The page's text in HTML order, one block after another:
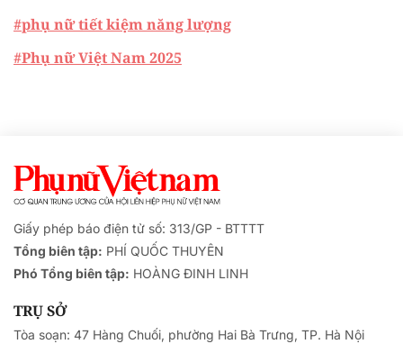
#phụ nữ tiết kiệm năng lượng
#Phụ nữ Việt Nam 2025
Giấy phép báo điện tử số: 313/GP - BTTTT
Tổng biên tập: PHÍ QUỐC THUYÊN
Phó Tổng biên tập: HOÀNG ĐINH LINH
TRỤ SỞ
Tòa soạn: 47 Hàng Chuối, phường Hai Bà Trưng, TP. Hà Nội